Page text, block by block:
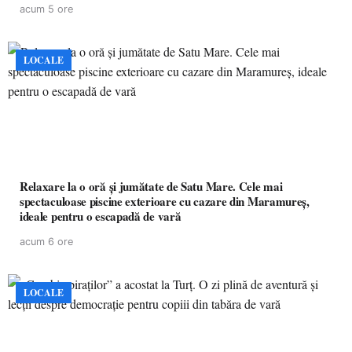
acum 5 ore
LOCALE
Relaxare la o oră și jumătate de Satu Mare. Cele mai
spectaculoase piscine exterioare cu cazare din Maramureș,
ideale pentru o escapadă de vară
acum 6 ore
LOCALE